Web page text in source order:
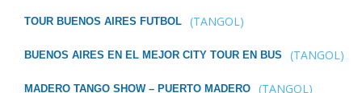
TOUR BUENOS AIRES FUTBOL (TANGOL)
BUENOS AIRES EN EL MEJOR CITY TOUR EN BUS (TANGOL)
MADERO TANGO SHOW – PUERTO MADERO (TANGOL)